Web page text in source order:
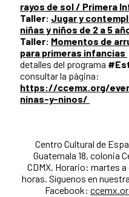
rayos de sol / Primera
Taller: Jugar y
niñas y niños de 2 a 5
Taller: Momentos de
para primeras infancias
detalles del programa
consultar la página:
https://ccemx.org/
ninas-y-ninos/
Centro Cultural de
Guatemala 18, colonia
CDMX. Horario: martes
horas. Síguenos en
Facebook: